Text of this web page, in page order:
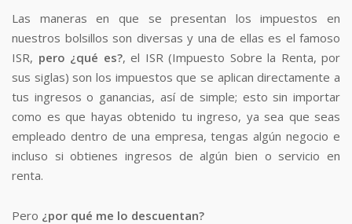
Las maneras en que se presentan los impuestos en
nuestros bolsillos son diversas y una de ellas es el famoso
ISR, pero ¿qué es?, el ISR (Impuesto Sobre la Renta, por
sus siglas) son los impuestos que se aplican directamente a
tus ingresos o ganancias, así de simple; esto sin importar
como es que hayas obtenido tu ingreso, ya sea que seas
empleado dentro de una empresa, tengas algún negocio e
incluso si obtienes ingresos de algún bien o servicio en
renta.
Pero ¿por qué me lo descuentan?